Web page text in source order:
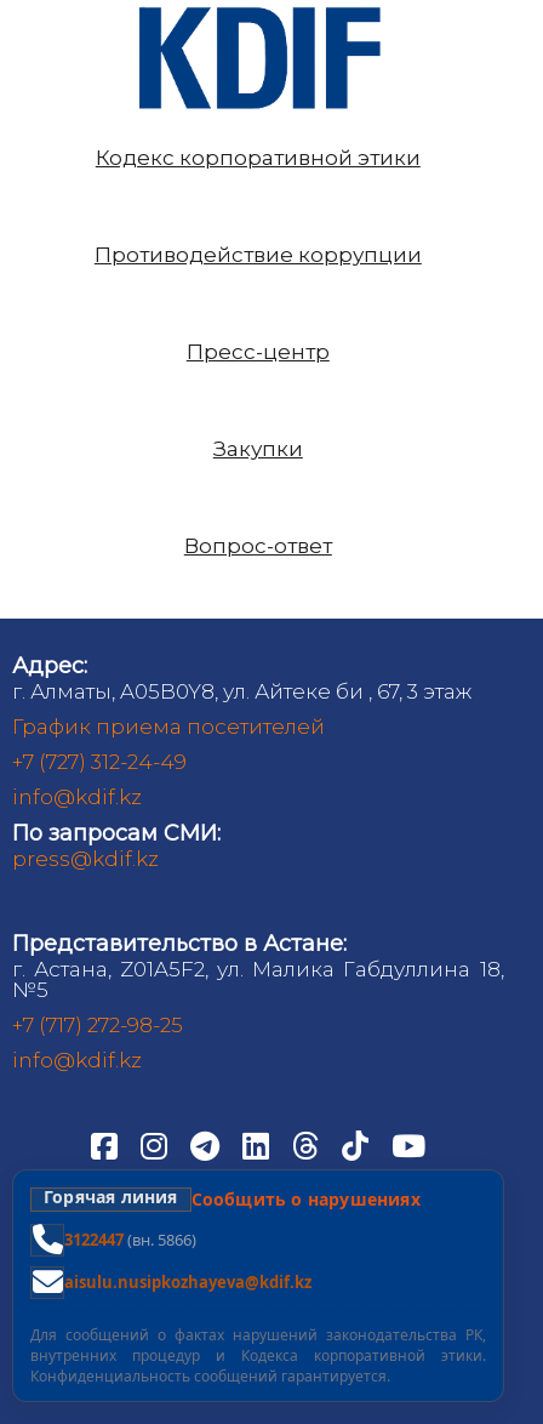
Кодекс корпоративной этики
Противодействие коррупции
Пресс-центр
Закупки
Вопрос-ответ
Адрес:
г. Алматы, A05B0Y8, ул. Айтеке би , 67, 3 этаж
График приема посетителей
+7 (727) 312-24-49
info@kdif.kz
По запросам СМИ:
press@kdif.kz
Представительство в Астане:
г. Астана, Z01A5F2, ул. Малика Габдуллина 18,
№5
+7 (717) 272-98-25
info@kdif.kz
Горячая линия Сообщить о нарушениях
3122447(вн. 5866)
aisulu.nusipkozhayeva@kdif.kz
Для сообщений о фактах нарушений законодательства РК,
внутренних процедур и Кодекса корпоративной этики.
Конфиденциальность сообщений гарантируется.